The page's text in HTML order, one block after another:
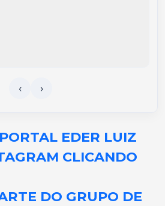
EDER LUIZ
CLICANDO
DO GRUPO DE